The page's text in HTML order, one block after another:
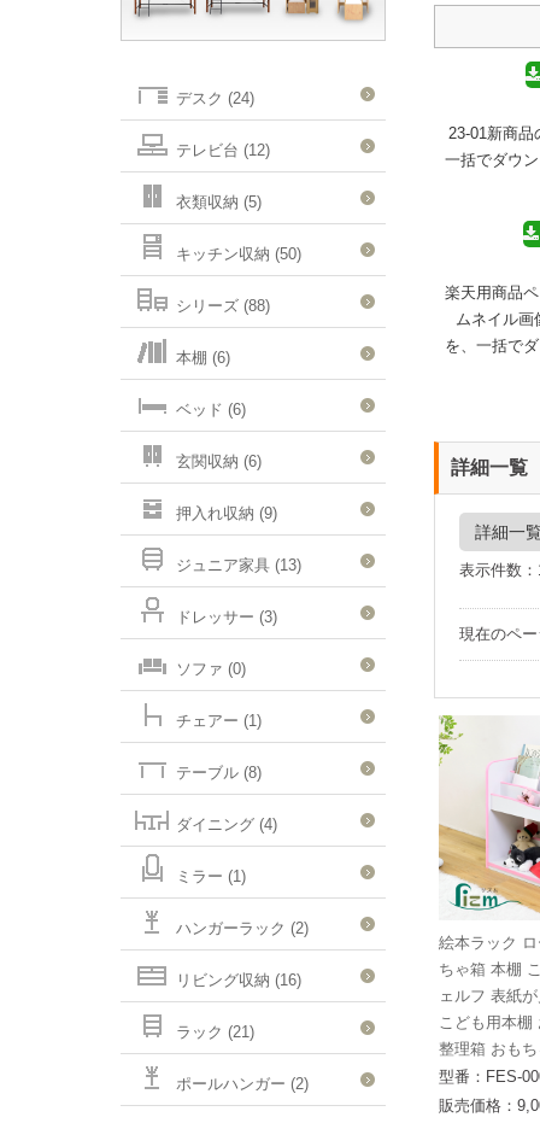
23-01新商品
一括でダウ
楽天用商品
ムネイル画
を、一括で
詳細一覧
詳細一
表示件数
現在のペ
絵本ラック
ちゃ箱 本棚
ェルフ 表紙
こども用本棚
整理箱 おも
型番：FES-
販売価格：
デスク (24)
テレビ台 (12)
衣類収納 (5)
キッチン収納 (50)
シリーズ (88)
本棚 (6)
ベッド (6)
玄関収納 (6)
押入れ収納 (9)
ジュニア家具 (13)
ドレッサー (3)
ソファ (0)
チェアー (1)
テーブル (8)
ダイニング (4)
ミラー (1)
ハンガーラック (2)
リビング収納 (16)
ラック (21)
ポールハンガー (2)